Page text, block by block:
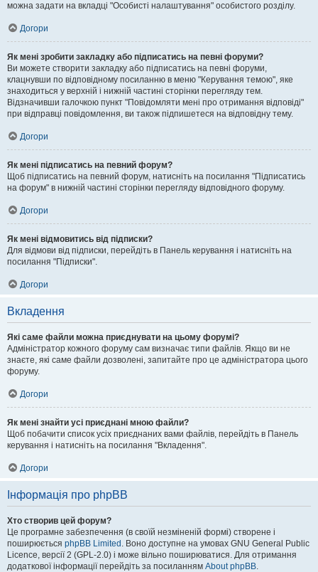
можна задати на вкладці "Особисті налаштування" особистого розділу.
Догори
Як мені зробити закладку або підписатись на певні форуми?
Ви можете створити закладку або підписатись на певні форуми,
клацнувши по відповідному посиланню в меню "Керування темою", яке
знаходиться у верхній і нижній частині сторінки перегляду тем.
Відзначивши галочкою пункт "Повідомляти мені про отримання відповіді"
при відправці повідомлення, ви також підпишетеся на відповідну тему.
Догори
Як мені підписатись на певний форум?
Щоб підписатись на певний форум, натисніть на посилання "Підписатись
на форум" в нижній частині сторінки перегляду відповідного форуму.
Догори
Як мені відмовитись від підписки?
Для відмови від підписки, перейдіть в Панель керування і натисніть на
посилання "Підписки".
Догори
Вкладення
Які саме файли можна приєднувати на цьому форумі?
Адміністратор кожного форуму сам визначає типи файлів. Якщо ви не
знаєте, які саме файли дозволені, запитайте про це адміністратора цього
форуму.
Догори
Як мені знайти усі приєднані мною файли?
Щоб побачити список усіх приєднаних вами файлів, перейдіть в Панель
керування і натисніть на посилання "Вкладення".
Догори
Інформація про phpBB
Хто створив цей форум?
Це програмне забезпечення (в своїй незміненій формі) створене і
поширюється phpBB Limited . Воно доступне на умовах GNU General Public
Licence, версії 2 (GPL-2.0) і може вільно поширюватися. Для отримання
додаткової інформації перейдіть за посиланням About phpBB.